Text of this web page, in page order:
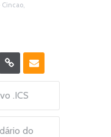
Cincao,
.ICS
do